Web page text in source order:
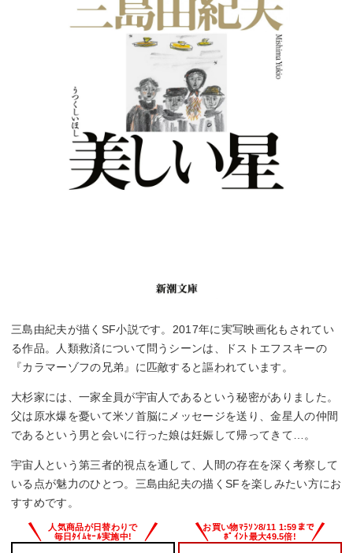
三島由紀夫が描くSF小説です。2017年に実写映画化もされてい
る作品。人類救済について問うシーンは、ドストエフスキーの
『カラマーゾフの兄弟』に匹敵すると謳われています。
大杉家には、一家全員が宇宙人であるという秘密がありました。
父は原水爆を憂いて米ソ首脳にメッセージを送り、金星人の仲間
であるという男と会いに行った娘は妊娠して帰ってきて…。
宇宙人という第三者的視点を通して、人間の存在を深く考察して
いる点が魅力のひとつ。三島由紀夫の描くSFを楽しみたい方にお
すすめです。